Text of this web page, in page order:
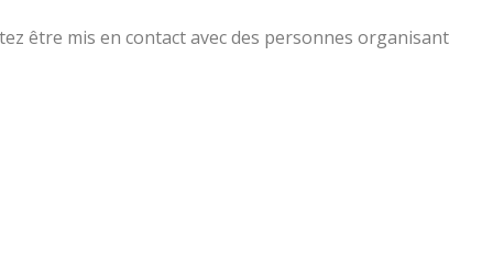
être mis en contact avec des personnes organisant